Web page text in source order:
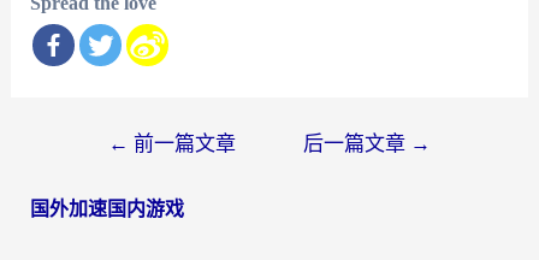
导
← 前一篇文章 后一篇文章 →
国外加速国内游戏